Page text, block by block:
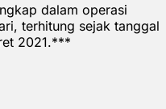
dalam operasi
terhitung sejak tanggal
2021.***